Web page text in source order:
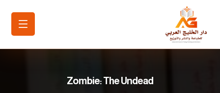
Zombie: The Undead